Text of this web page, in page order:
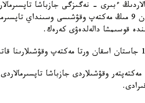
ءبىرى - نەگىزگى جازباشا
سايىن شامامەن 9 مىڭ مەكتەپ وقۋشىسى
قوسىمشا دالەلدەۋى كەرەك.
وقۋشىلاردى جازباشا